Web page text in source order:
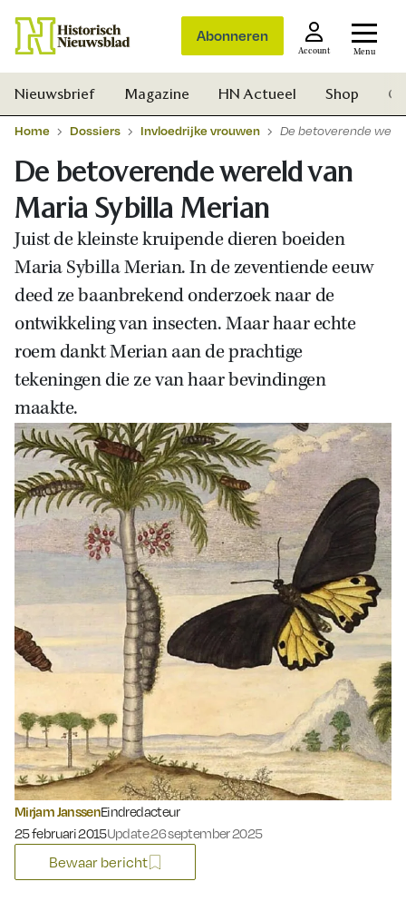
Abonneren
Account Menu
Zoek
Nieuwsbrief Magazine HN Actueel Shop
Home Dossiers Invloedrijke vrouwen De betoverende
De betoverende wereld van
Maria Sybilla Merian
Juist de kleinste kruipende dieren boeiden
Maria Sybilla Merian. In de zeventiende eeuw
deed ze baanbrekend onderzoek naar de
ontwikkeling van insecten. Maar haar echte
roem dankt Merian aan de prachtige
tekeningen die ze van haar bevindingen
maakte.
Mirjam JanssenEindredacteur
Gepubliceerd op:
25 februari 2015Update 26 september 2025
Bewaar bericht